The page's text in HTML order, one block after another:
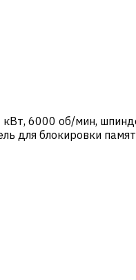
6000 об/мин,
для блокировки